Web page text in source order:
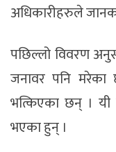
अधिकारीहरुले
पछिल्लो विवरण
जनावर पनि
भत्किएका छन् ।
भएका हुन् ।